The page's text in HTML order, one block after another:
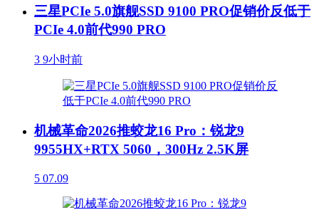
三星PCIe 5.0旗舰SSD 9100 PRO促销价反低于
PCIe 4.0前代990 PRO
3 9小时前
机械革命2026推蛟龙16 Pro：锐龙9
9955HX+RTX 5060，300Hz 2.5K屏
5 07.09